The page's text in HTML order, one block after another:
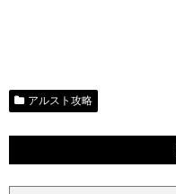
アルスト攻略